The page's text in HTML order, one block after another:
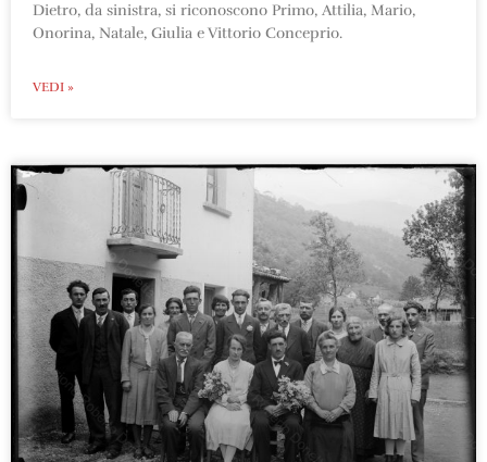
Dietro, da sinistra, si riconoscono Primo, Attilia, Mario,
Onorina, Natale, Giulia e Vittorio Conceprio.
VEDI »